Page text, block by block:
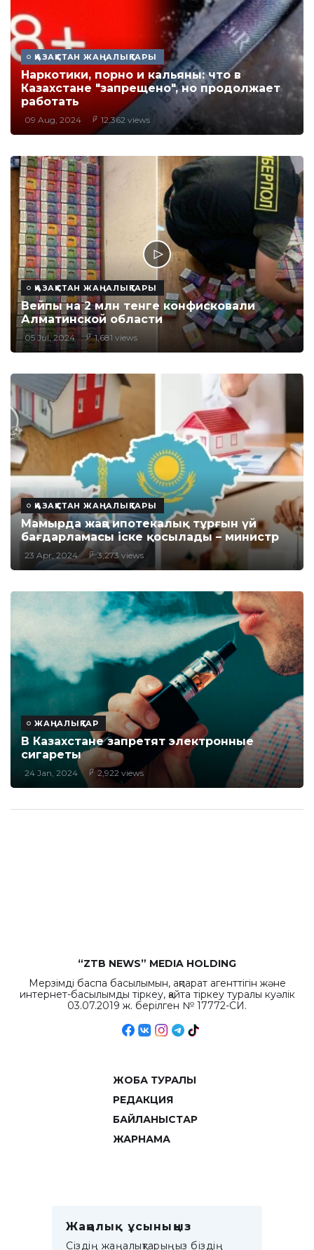
ҚАЗАҚСТАН ЖАҢАЛЫҚТАРЫ
Наркотики, порно и кальяны: что в
Казахстане "запрещено", но продолжает
работать
09 Aug, 2024 12,362 views
ҚАЗАҚСТАН ЖАҢАЛЫҚТАРЫ
Вейпы на 2 млн тенге конфисковали
Алматинской области
05 Jul, 2024 1,681 views
ҚАЗАҚСТАН ЖАҢАЛЫҚТАРЫ
Мамырда жаңа ипотекалық тұрғын үй
бағдарламасы іске қосылады – министр
23 Apr, 2024 3,273 views
ЖАҢАЛЫҚТАР
В Казахстане запретят электронные
сигареты
24 Jan, 2024 2,922 views
“ZTB NEWS” MEDIA HOLDING
Мерзімді баспа басылымын, ақпарат агенттігін және
интернет-басылымды тіркеу, қайта тіркеу туралы куәлік
03.07.2019 ж. берілген № 17772-СИ.
ЖОБА ТУРАЛЫ
РЕДАКЦИЯ
БАЙЛАНЫСТАР
ЖАРНАМА
Жаңалық ұсыныңыз
Сіздің жаңалықтарыңыз біздің